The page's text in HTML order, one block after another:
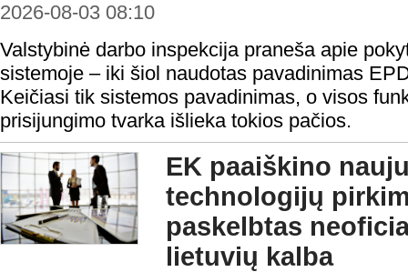
2026-08-03 08:10
Valstybinė darbo inspekcija praneša apie
sistemoje – iki šiol naudotas pavadinimas
Keičiasi tik sistemos pavadinimas, o visos
prisijungimo tvarka išlieka tokios pačios.
EK paaiškino
technologijų
paskelbtas
lietuvių kalba